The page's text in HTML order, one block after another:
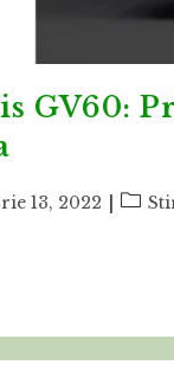
GV60:
13, 2022
Post